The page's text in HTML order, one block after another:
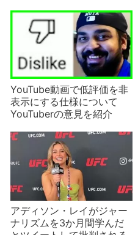
れ？
YouTube動画で低評価を非
表示にする仕様について
YouTuberの意見を紹介
アディソン・レイがジャー
ナリズムを3か月間学んだ